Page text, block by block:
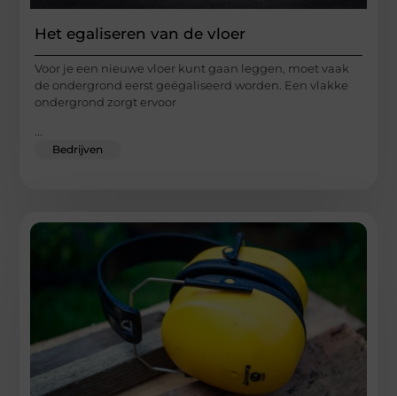
Het egaliseren van de vloer
Voor je een nieuwe vloer kunt gaan leggen, moet vaak
de ondergrond eerst geëgaliseerd worden. Een vlakke
ondergrond zorgt ervoor
Bedrijven